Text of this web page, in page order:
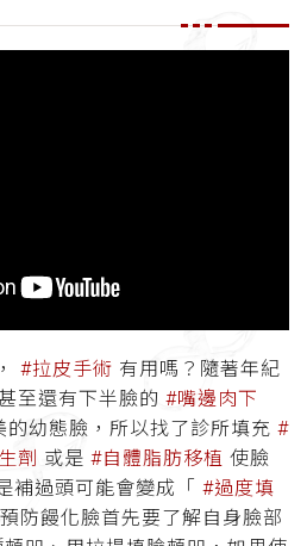
#拉皮手術 有用嗎？隨著年紀
至還有下半臉的 #嘴邊肉下
的幼態臉，所以找了診所填充 #
劑 或是 #自體脂肪移植 使臉
補過頭可能會變成「 #過度填
防饅化臉首先要了解自身臉部